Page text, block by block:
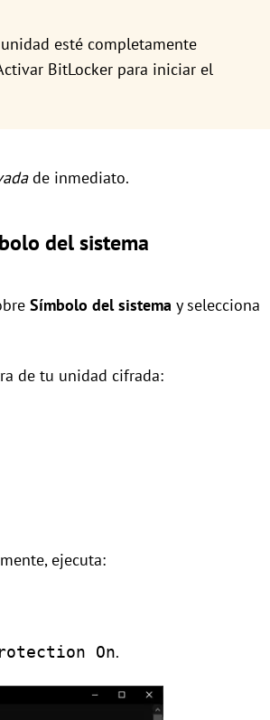
esté completamente
BitLocker para iniciar el
de inmediato.
del sistema
Símbolo del sistema y selecciona
de tu unidad cifrada:
ejecuta:
On.